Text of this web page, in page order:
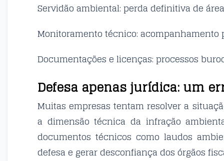
Servidão ambiental: perda definitiva de
Monitoramento técnico: acompanhamento
Documentações e licenças: processos
Defesa apenas jurídica: um
Muitas empresas tentam resolver a
a dimensão técnica da infração
documentos técnicos como laudos
defesa e gerar desconfiança dos órgãos